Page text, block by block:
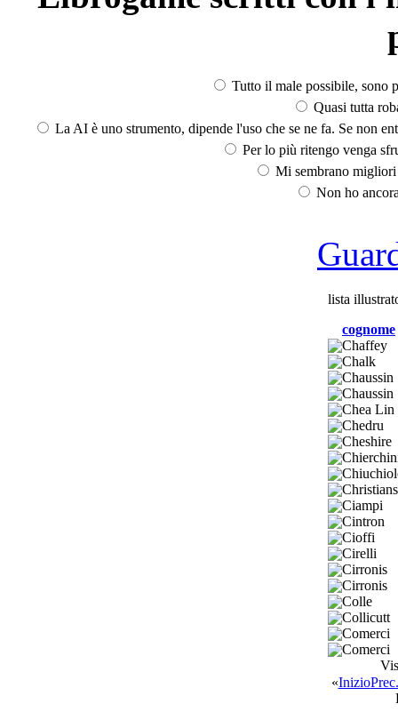
Tutto il male possibile, sono
Quasi tutta
La AI è uno strumento, dipende l'uso che se ne fa. Se non
Per lo più ritengo venga
Mi sembrano
Non ho
lista
cognome
Chaffey
Chalk
Chaussin
Chaussin
Chea Lin
Chedru
Cheshire
Ciampi
Cintron
Cioffi
Cirelli
Cirronis
Cirronis
Colle
Collicutt
Comerci
Comerci
«InizioPrec.